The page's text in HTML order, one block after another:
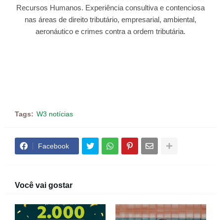
Recursos Humanos. Experiência consultiva e contenciosa
nas áreas de direito tributário, empresarial, ambiental,
aeronáutico e crimes contra a ordem tributária.
Tags: W3 notícias
Facebook
Você vai gostar